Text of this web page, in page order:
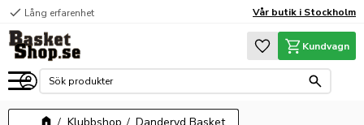
Meny
check Lång erfarenhet Vår butik i Stockholm
Favoriter
Kundvagn